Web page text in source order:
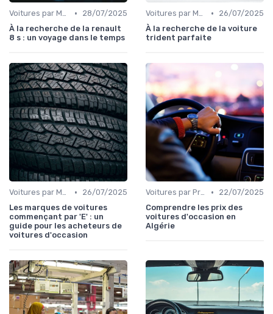
Voitures par Modèle •
28/07/2025
À la recherche de la renault
8 s : un voyage dans le temps
Voitures par Marque •
26/07/2025
À la recherche de la voiture
trident parfaite
Voitures par Marque •
26/07/2025
Les marques de voitures
commençant par 'E' : un
guide pour les acheteurs de
voitures d'occasion
Voitures par Prix •
22/07/2025
Comprendre les prix des
voitures d'occasion en
Algérie